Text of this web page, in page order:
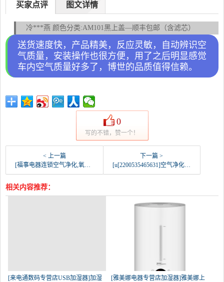
图文详情
买家点评
冷***燕 颜色分类:AM101黑上盖—顺丰包邮（含滤芯）
送货速度快，产品精美，反应灵敏，自动辨识空
气质量，安装操作也很方便，用了之后明显感觉
车内空气质量好多了，博世的品质值得信赖。
0
写的不错，赞一个！
< 上一篇
[福事电器连锁空气净化,氧吧]夏普空气净化器家用KI-BB60-W月销量0件仅售2299元
下一篇 >
[u[2200535465631]空气净化,氧吧]夏普空气净化器KC-BB30-W1家月销量0件仅售3598.1元
相关内容推荐：
[来电通数码专营店USB加湿器]加湿 [雅美娜电器专营店加湿器]雅美娜上